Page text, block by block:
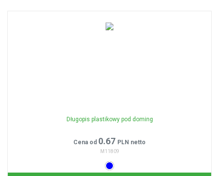
Długopis plastikowy pod doming
Cena od 0.67 PLN netto
M11809